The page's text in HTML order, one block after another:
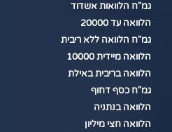
גמ"ח הלוואות אשדוד
הלוואה עד 20000
גמ"ח הלוואה ללא ריבית
הלוואה מיידית 10000
הלוואה בריבית באילת
גמ"ח כסף דחוף
הלוואה בנתניה
הלוואה חצי מיליון